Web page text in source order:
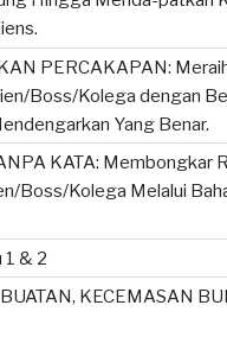
PERCAKAPAN:
Boss/Kolega dengan
Yang Benar.
KATA: Membongkar
Boss/Kolega Melalui
1 & 2
KECEMASAN